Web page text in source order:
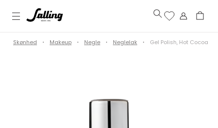
Skønhed Makeup Negle Neglelak Gel Polish, Hot Cocoa